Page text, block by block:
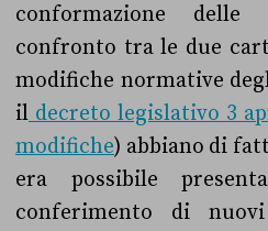
conformazione
confronto tra le due
modifiche normative
il decreto legislativo 3
modifiche) abbiano di
era possibile
conferimento di